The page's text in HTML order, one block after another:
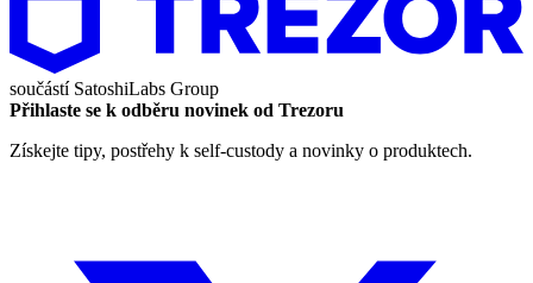
součástíSatoshiLabs Group
Přihlaste se k odběru novinek od Trezoru
Získejte tipy, postřehy k self-custody a novinky o produktech.